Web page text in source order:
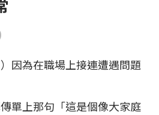
因為在職場上接連遭遇問題
單上那句「這是個像大家庭